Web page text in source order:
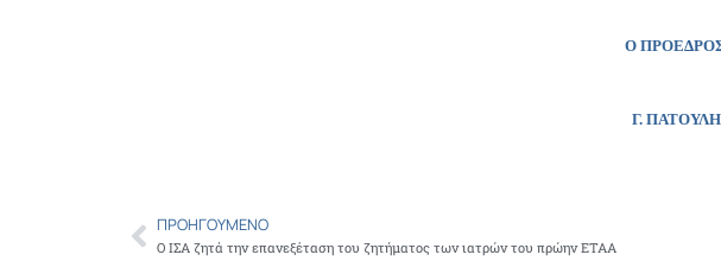
Ο
Γ.
Prev
ΠΡΟΗΓΟΎΜΕΝΟ
Ο ΙΣΑ ζητά την επανεξέταση του ζητήματος των ιατρών του πρώην ΕΤΑΑ